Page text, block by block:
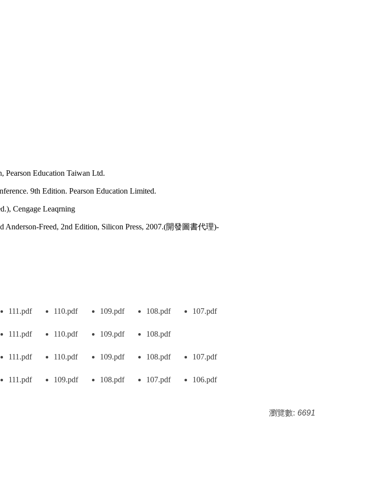
Pearson Education Taiwan Ltd.
9th Edition. Pearson Education Limited.
Cengage Leaqrning
Anderson-Freed, 2nd Edition, Silicon Press, 2007.(開發圖書代理)-
開新視窗）
111 .pdf （另開新視窗）
110.pdf （另開新視窗）
109.pdf （另開新視窗）
108.pdf （另開新視窗）
107.pdf
開新視窗）
111 .pdf （另開新視窗）
110.pdf （另開新視窗）
109.pdf （另開新視窗）
108.pdf
開新視窗）
111 .pdf （另開新視窗）
110.pdf （另開新視窗）
109.pdf （另開新視窗）
108.pdf （另開新視窗）
107.pdf
開新視窗）
111 .pdf （另開新視窗）
109.pdf （另開新視窗）
108.pdf （另開新視窗）
107.pdf （另開新視窗）
106.pdf
瀏覽數: 6691